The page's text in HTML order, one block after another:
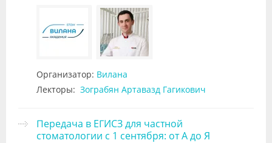
Организатор: Вилана
Лекторы: Зограбян Артавазд Гагикович
Передача в ЕГИСЗ для частной
стоматологии с 1 сентября: от А до Я